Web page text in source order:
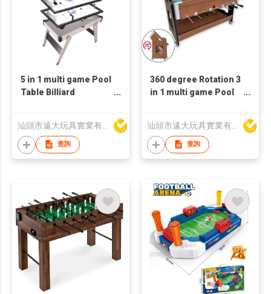
5 in 1 multi game Pool
Table Billiard
soccer table tennis
查詢
360 degree Rotation 3
in 1 multi game Pool
football soccer
查詢